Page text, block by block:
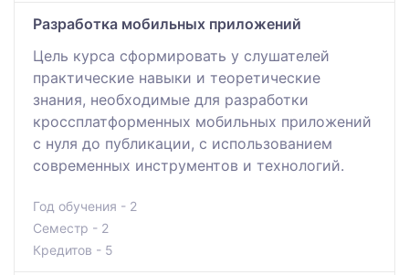
Разработка мобильных приложений
Цель курса сформировать у слушателей
практические навыки и теоретические
знания, необходимые для разработки
кроссплатформенных мобильных приложений
с нуля до публикации, с использованием
современных инструментов и технологий.
Год обучения - 2
Семестр - 2
Кредитов - 5